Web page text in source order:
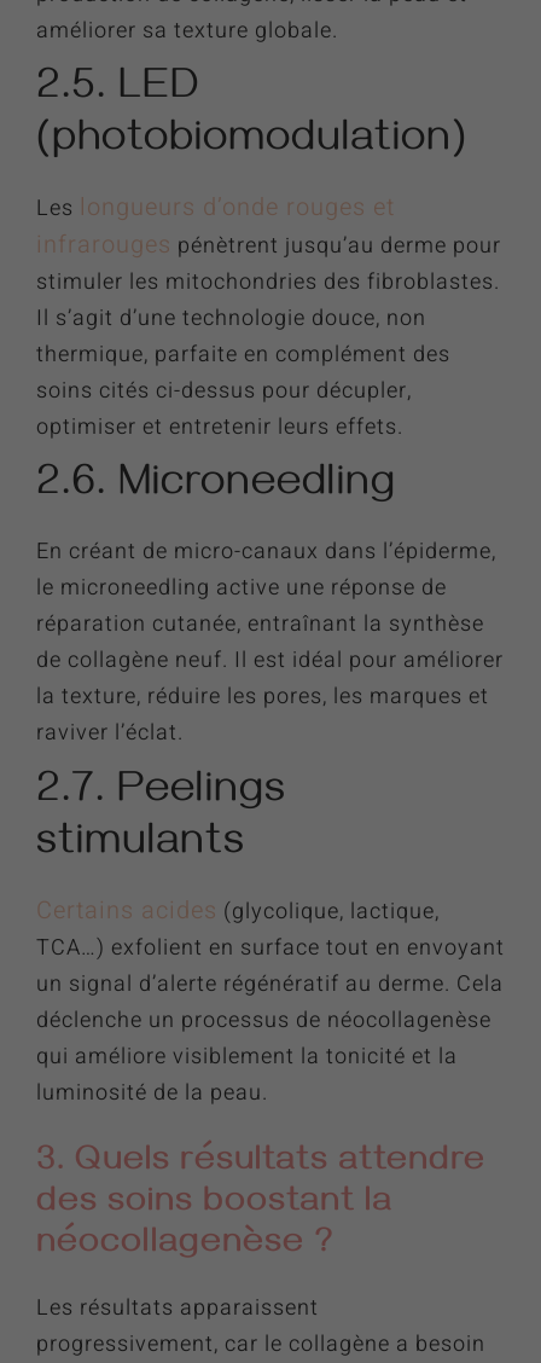
améliorer sa texture globale.
2.5. LED
(photobiomodulation)
Les longueurs d’onde rouges et
infrarouges pénètrent jusqu’au derme pour
stimuler les mitochondries des fibroblastes.
Il s’agit d’une technologie douce, non
thermique, parfaite en complément des
soins cités ci-dessus pour décupler,
optimiser et entretenir leurs effets.
2.6. Microneedling
En créant de micro-canaux dans l’épiderme,
le microneedling active une réponse de
réparation cutanée, entraînant la synthèse
de collagène neuf. Il est idéal pour améliorer
la texture, réduire les pores, les marques et
raviver l’éclat.
2.7. Peelings
stimulants
Certains acides (glycolique, lactique,
TCA…) exfolient en surface tout en envoyant
un signal d’alerte régénératif au derme. Cela
déclenche un processus de néocollagenèse
qui améliore visiblement la tonicité et la
luminosité de la peau.
3. Quels résultats attendre
des soins boostant la
néocollagenèse ?
Les résultats apparaissent
progressivement, car le collagène a besoin